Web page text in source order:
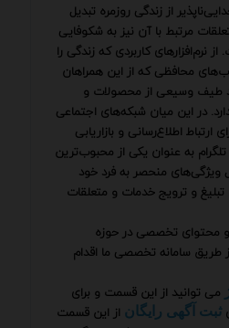
از زندگی روزمره تبدیل
مرتبط با آن نیز به شکوفایی
کاربردی که زندگی را
محافظی که از این همراهان
وسیعی از محصولات و
در این میان شبکه‌های اجتماعی
ارتباط اطلاع‌رسانی و بازاریابی
به عنوان یکی از محبوب‌ترین
ویژگی‌های منحصر به فرد خود
و ترویج خدمات و متعلقات
و محتوای تخصصی در حوزه
طریق سامانه تخصصی ما اقدام
می توانید از این قسمت و برای
ثبت آگهی رایگان از این قسمت